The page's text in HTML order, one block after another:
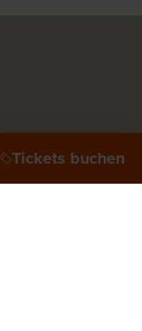
Tickets buchen